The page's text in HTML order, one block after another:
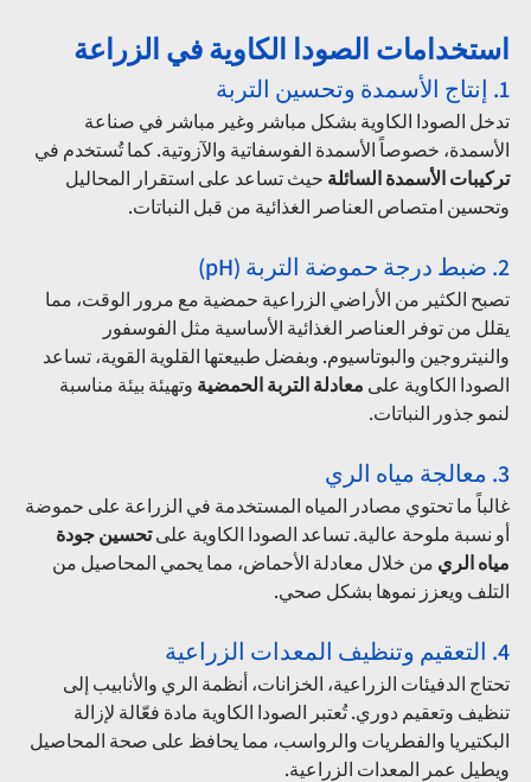
استخدامات الصودا الكاوية في الزراعة
1. إنتاج الأسمدة وتحسين التربة
تدخل الصودا الكاوية بشكل مباشر وغير مباشر في صناعة
الأسمدة، خصوصاً الأسمدة الفوسفاتية والآزوتية. كما تُستخدم في
تركيبات الأسمدة السائلة حيث تساعد على استقرار المحاليل
وتحسين امتصاص العناصر الغذائية من قبل النباتات.
2. ضبط درجة حموضة التربة (pH)
تصبح الكثير من الأراضي الزراعية حمضية مع مرور الوقت، مما
يقلل من توفر العناصر الغذائية الأساسية مثل الفوسفور
والنيتروجين والبوتاسيوم. وبفضل طبيعتها القلوية القوية، تساعد
الصودا الكاوية على معادلة التربة الحمضية وتهيئة بيئة مناسبة
لنمو جذور النباتات.
3. معالجة مياه الري
غالباً ما تحتوي مصادر المياه المستخدمة في الزراعة على حموضة
أو نسبة ملوحة عالية. تساعد الصودا الكاوية على تحسين جودة
مياه الري من خلال معادلة الأحماض، مما يحمي المحاصيل من
التلف ويعزز نموها بشكل صحي.
4. التعقيم وتنظيف المعدات الزراعية
تحتاج الدفيئات الزراعية، الخزانات، أنظمة الري والأنابيب إلى
تنظيف وتعقيم دوري. تُعتبر الصودا الكاوية مادة فعّالة لإزالة
البكتيريا والفطريات والرواسب، مما يحافظ على صحة المحاصيل
ويطيل عمر المعدات الزراعية.